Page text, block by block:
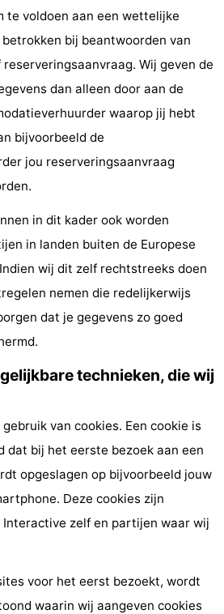
te voldoen aan een wettelijke
bij beantwoorden van
Wij geven de
dan alleen door aan de
waarop jij hebt
bijvoorbeeld de
jou reserveringsaanvraag
in dit kader ook worden
in landen buiten de Europese
wij dit zelf rechtstreeks doen
nemen die redelijkerwijs
dat je gegevens zo goed
technieken, die wij
van cookies. Een cookie is
dat bij het eerste bezoek aan een
opgeslagen op bijvoorbeeld jouw
Deze cookies zijn
zelf en partijen waar wij
voor het eerst bezoekt, wordt
waarin wij aangeven cookies